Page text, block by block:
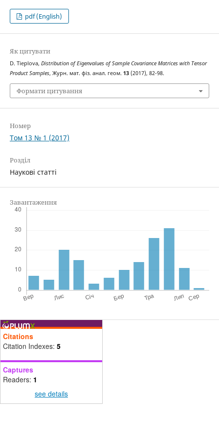
pdf (English)
Як цитувати
D. Tieplova, Distribution of Eigenvalues of Sample Covariance Matrices with Tensor
Product Samples, Журн. мат. фіз. анал. геом. 13(2017), 82-98.
Формати цитування
Номер
Том 13 № 1 (2017)
Розділ
Наукові статті
Завантаження
Citations
Citation Indexes: 5
Captures
Readers: 1
see details